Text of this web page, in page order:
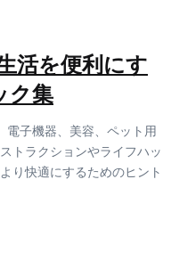
活を便利にす
ク集
電子機器、美容、ペット用
トラクションやライフハッ
り快適にするためのヒント